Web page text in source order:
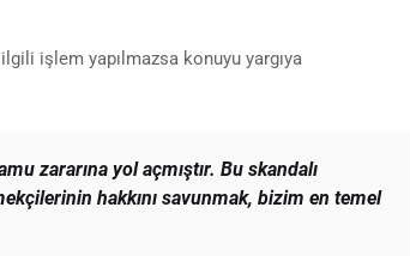
işlem yapılmazsa konuyu yargıya
zararına yol açmıştır. Bu skandalı
hakkını savunmak, bizim en temel